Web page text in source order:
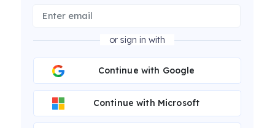
or sign in with
Continue with Google
Continue with Microsoft